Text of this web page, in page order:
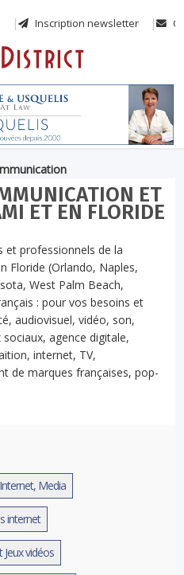
Inscription newsletter
ET
ET EN FLORIDE
et professionnels de la
Floride (Orlando, Naples,
West Palm Beach,
: pour vos besoins et
audiovisuel, vidéo, son,
agence digitale,
internet, TV,
de marques françaises, pop-
Media
internet
vidéos